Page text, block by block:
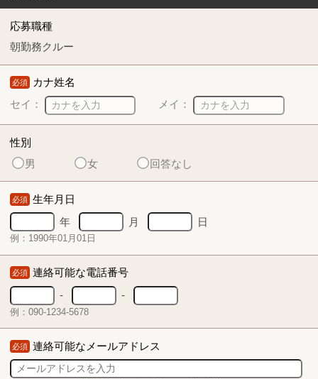
応募職種
朝勤務クルー
必須 カナ姓名
セイ：
メイ：
性別
男
女 回答なし
必須 生年月日
年
月 日
例：1990年01月01日
必須 連絡可能な電話番号
-
-
例：090-1234-5678
必須 連絡可能なメールアドレス